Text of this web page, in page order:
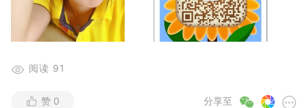
阅读 91
分享至
赞 0